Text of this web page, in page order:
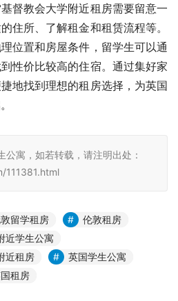
督教会大学附近租房需要留意一
住所、了解租金和租赁流程等。
位置和房屋条件，留学生可以通
性价比较高的住宿。通过集好家
地找到理想的租房选择，为英国
公寓，如若转载，请注明出处：
111381.html
留学租房
伦敦租房
近学生公寓
近租房
英国学生公寓
租房